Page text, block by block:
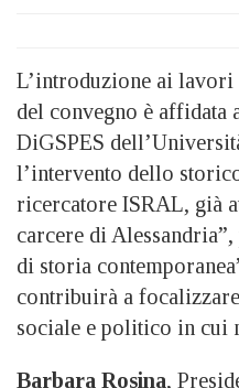
L’introduzione ai lavori
del convegno è affidata
DiGSPES
l’intervento dello
ricercatore ISRAL, già
carcere di
di storia
contribuirà a
sociale e politico in cui
Barbara Rosina,